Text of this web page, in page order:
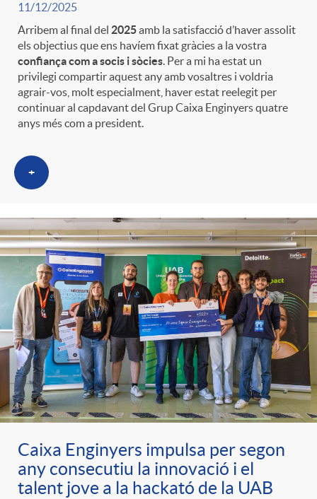
11/12/2025
Arribem al final del 2025amb la satisfacció d’haver assolit
els objectius que ens havíem fixat gràcies a la vostra
confiança com a socis i sòcies. Per a mi ha estat un
privilegi compartir aquest any amb vosaltres i voldria
agrair-vos, molt especialment, haver estat reelegit per
continuar al capdavant del Grup Caixa Enginyers quatre
anys més com a president.
+
Caixa Enginyers impulsa per segon
any consecutiu la innovació i el
talent jove a la hackató de la UAB